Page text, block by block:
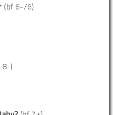
(bf 6-/6)
8-)